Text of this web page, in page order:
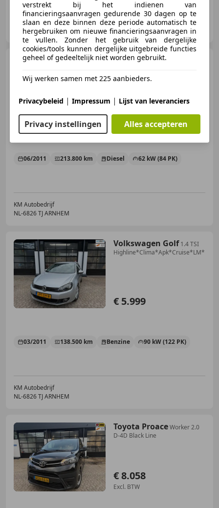
KM Autobedrijf
NL-6826 TJ ARNHEM
Alfa Romeo MiTo
*Clima*PDC*Cruise*NieuweApk
€ 2.250
06/2011 213.800 km Diesel 62 kW (84 PK)
KM Autobedrijf
NL-6826 TJ ARNHEM
Volkswagen Golf 1.4 TSI
Highline*Clima*Apk*Cruise*LM*
€ 5.999
03/2011 138.500 km Benzine 90 kW (122 PK)
KM Autobedrijf
NL-6826 TJ ARNHEM
Toyota ProaceWorker 2.0
D-4D Black Line
€ 8.058
Excl. BTW
verstrekt bij het indienen van
financieringsaanvragen gedurende 30 dagen op te
slaan en deze binnen deze periode automatisch te
hergebruiken om nieuwe financieringsaanvragen in
te vullen. Zonder het gebruik van dergelijke
cookies/tools kunnen dergelijke uitgebreide functies
geheel of gedeeltelijk niet worden gebruikt.
Wij werken samen met 225 aanbieders.
Privacybeleid | Impressum | Lijst van leveranciers
Privacy instellingen Alles accepteren